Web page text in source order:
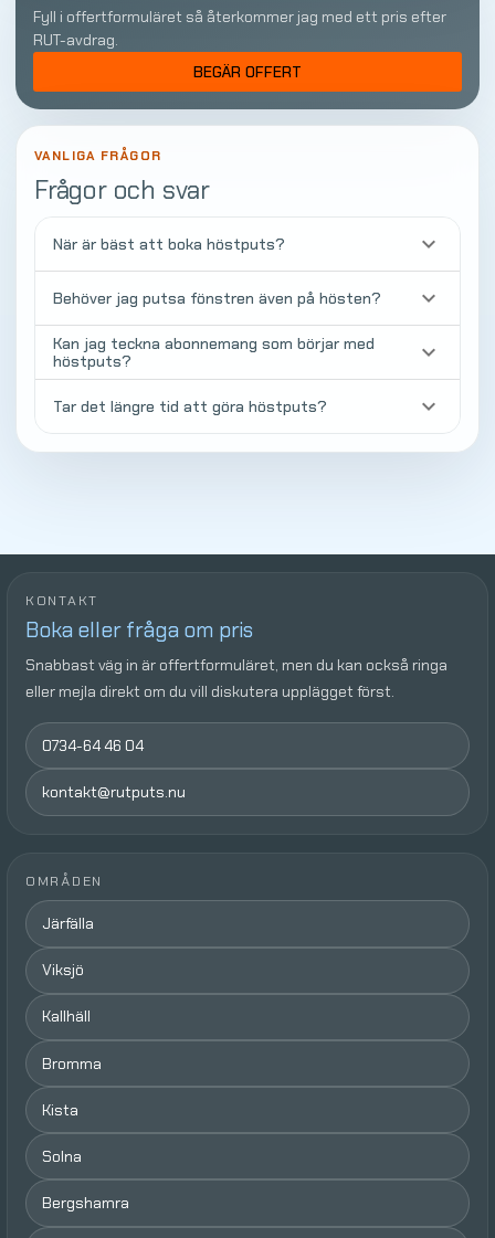
Fyll i offertformuläret så återkommer jag med ett pris efter
RUT-avdrag.
BEGÄR OFFERT
VANLIGA FRÅGOR
Frågor och svar
När är bäst att boka höstputs? keyboard_arrow_down
Behöver jag putsa fönstren även på hösten? keyboard_arrow_down
Kan jag teckna abonnemang som börjar med
höstputs?
keyboard_arrow_down
Tar det längre tid att göra höstputs? keyboard_arrow_down
KONTAKT
Boka eller fråga om pris
Snabbast väg in är offertformuläret, men du kan också ringa
eller mejla direkt om du vill diskutera upplägget först.
0734-64 46 04
kontakt@rutputs.nu
OMRÅDEN
Järfälla
Viksjö
Kallhäll
Bromma
Kista
Solna
Bergshamra